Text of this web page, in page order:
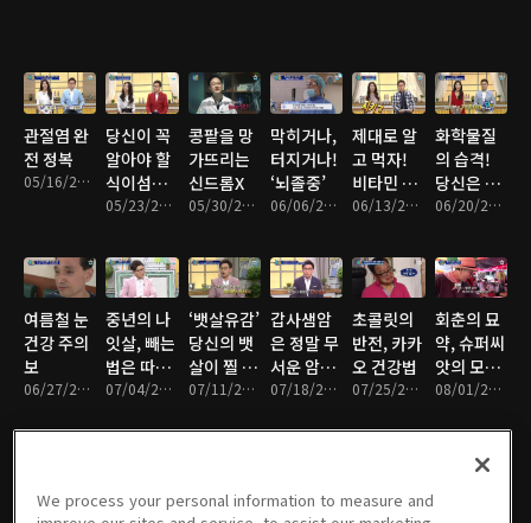
관절염 완
전 정복
05/16/2016 • 46분
당신이 꼭
알아야 할
식이섬유
의 비밀 05/23/2016 • 47분
콩팥을 망
가뜨리는
신드롬X
05/30/2016 • 46분
막히거나,
터지거나!
‘뇌졸중’
06/06/2016 • 46분
제대로 알
고 먹자!
비타민 설
명서
06/13/2016 • 47분
화학물질
의 습격!
당신은 독
과 살고 있
06/20/2016 • 46분
여름철 눈
건강 주의
보
06/27/2016 • 46분
중년의 나
잇살, 빼는
법은 따로
있다
07/04/2016 • 47분
‘뱃살유감’
당신의 뱃
살이 찔 수
밖에 없는
07/11/2016 • 46분
갑사샘암
은 정말 무
서운 암일
까?
07/18/2016 • 46분
초콜릿의
반전, 카카
오 건강법
07/25/2016 • 47분
회춘의 묘
약, 슈퍼씨
앗의 모든
것
08/01/2016 • 46분
여름철, 심 녹슨 몸을
동의보감,
중년 맞춤
좋은 탄수
We process your personal information to measure and